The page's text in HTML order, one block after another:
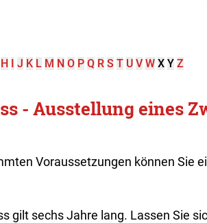
H I J K L M N O P Q R S T U V W X Y Z
- Ausstellung eines
Voraussetzungen können Sie
gilt sechs Jahre lang. Lassen Sie